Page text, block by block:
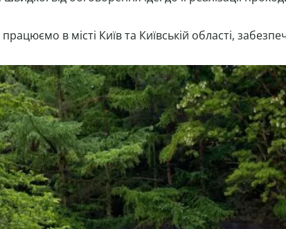
в місті Київ та Київській області,